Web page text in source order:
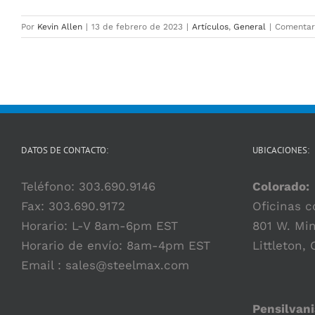
Por Kevin Allen | 13 de febrero de 2023 | Artículos, General |
DATOS DE CONTACTO:
Teléfono: 303.690.9146
Fax: 303.690.9172
Horario: L-V 8am-6pm EST
Horario de envío: 8am-4pm EST
Email : sales@steelmax.com
UBICACIONES:
Colorado:
Oficinas
801 W.
Littleton,